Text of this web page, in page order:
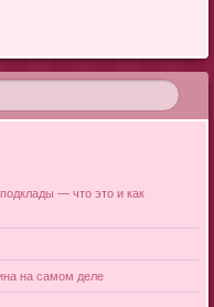
— что это и как
на самом деле